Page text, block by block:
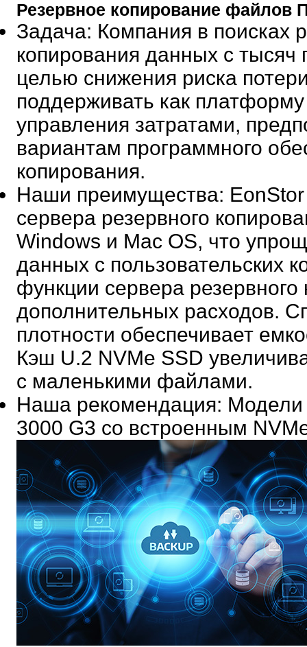
Резервное копирование файлов
Задача: Компания в поисках
копирования данных с тысяч
целью снижения риска
поддерживать как
управления затратами,
вариантам программного
копирования.
Наши преимущества:
сервера резервного
Windows и Mac OS, что
данных с пользовательских
функции сервера
дополнительных расходов.
плотности обеспечивает
Кэш U.2 NVMe SSD
с маленькими файлами.
Наша рекомендация: Модели
3000 G3 со встроенным